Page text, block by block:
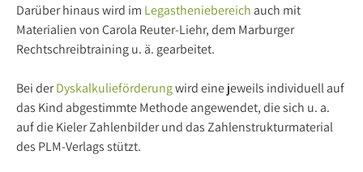
Darüber hinaus wird im Legastheniebereich auch mit
Materialien von Carola Reuter-Liehr, dem Marburger
Rechtschreibtraining u. ä. gearbeitet.
Bei derDyskalkulieförderungwird eine jeweils individuell auf
das Kind abgestimmte Methode angewendet, die sich u. a.
auf die Kieler Zahlenbilder und das Zahlenstrukturmaterial
des PLM-Verlags stützt.